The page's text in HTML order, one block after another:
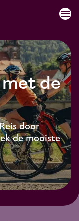
menu
de
door
de mooiste